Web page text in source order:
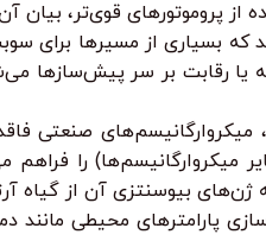
بسیاری از مسیرها برای
رقابت بر سر پیش‌سازها
میکروارگانیسم‌های صنعتی
را فراهم
بیوسنتزی آن از گیاه